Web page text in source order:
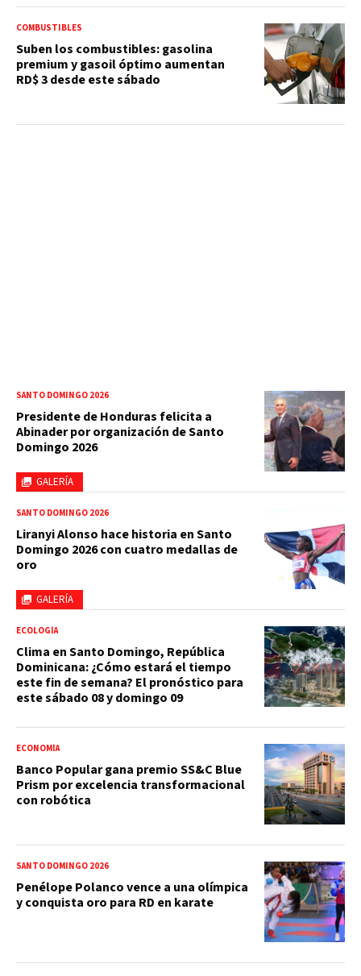
COMBUSTIBLES
Suben los combustibles: gasolina
premium y gasoil óptimo aumentan
RD$ 3 desde este sábado
GALERÍA
SANTO DOMINGO 2026
Presidente de Honduras felicita a
Abinader por organización de Santo
Domingo 2026
GALERÍA
SANTO DOMINGO 2026
Liranyi Alonso hace historia en Santo
Domingo 2026 con cuatro medallas de
oro
ECOLOGÍA
Clima en Santo Domingo, República
Dominicana: ¿Cómo estará el tiempo
este fin de semana? El pronóstico para
este sábado 08 y domingo 09
ECONOMÍA
Banco Popular gana premio SS&C Blue
Prism por excelencia transformacional
con robótica
SANTO DOMINGO 2026
Penélope Polanco vence a una olímpica
y conquista oro para RD en karate